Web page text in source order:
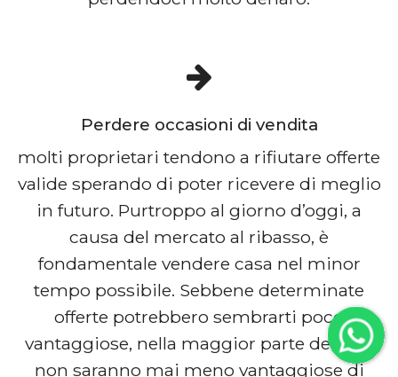
Perdere occasioni di vendita
molti proprietari tendono a rifiutare offerte
valide sperando di poter ricevere di meglio
in futuro. Purtroppo al giorno d’oggi, a
causa del mercato al ribasso, è
fondamentale vendere casa nel minor
tempo possibile. Sebbene determinate
offerte potrebbero sembrarti poco
vantaggiose, nella maggior parte dei casi
non saranno mai meno vantaggiose di